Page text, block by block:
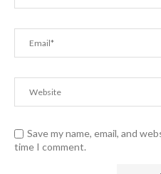
Save my name, email, and
time I comment.